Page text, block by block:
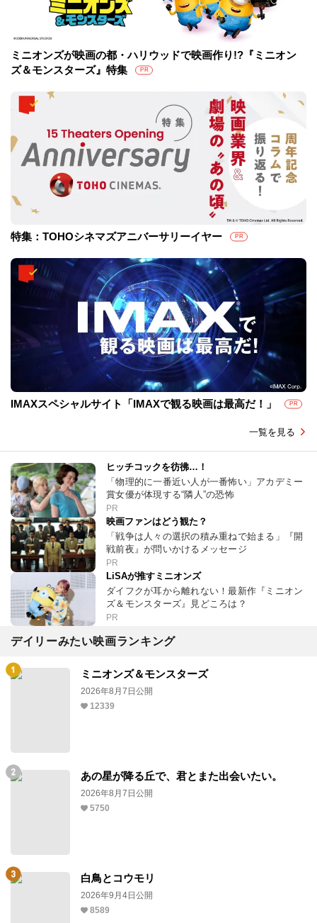
ミニオンズが映画の都・ハリウッドで映画作り!?『ミニオン
ズ＆モンスターズ』特集
PR
特集：TOHOシネマズアニバーサリーイヤー PR
IMAXスペシャルサイト「IMAXで観る映画は最高だ！」 PR
一覧を見る
ヒッチコックを彷彿…！
「物理的に一番近い人が一番怖い」アカデミー
賞女優が体現する“隣人”の恐怖
PR
映画ファンはどう観た？
「戦争は人々の選択の積み重ねで始まる」『開
戦前夜』が問いかけるメッセージ
PR
LiSAが推すミニオンズ
ダイフクが耳から離れない！最新作『ミニオン
ズ＆モンスターズ』見どころは？
PR
デイリーみたい映画ランキング
ミニオンズ＆モンスターズ
2026年8月7日公開
12339
あの星が降る丘で、君とまた出会いたい。
2026年8月7日公開
5750
白鳥とコウモリ
2026年9月4日公開
8589